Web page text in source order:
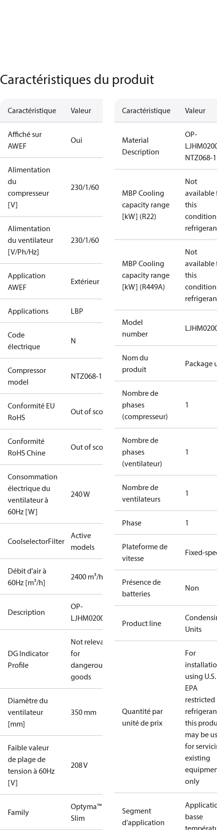
Caractéristiques du produit
Caractéristique Valeur
Affiché sur
AWEF
Oui
Alimentation
du
compresseur
[V]
230/1/60
Alimentation
du ventilateur
[V/Ph/Hz]
230/1/60
Application
AWEF
Extérieur
Applications LBP
Code
électrique
N
Compressor
model
NTZ068-1
Conformité EU
RoHS
Out of scope
Conformité
RoHS Chine
Out of scope
Consommation
électrique du
ventilateur à
60Hz [W]
240 W
CoolselectorFilter
Active
models
Débit d'air à
60Hz [m³/h]
2400 m³/h
Description
OP-
LJHM0200UWH000N
DG Indicator
Profile
Not relevant
for
dangerous
goods
Diamètre du
ventilateur
[mm]
350 mm
Faible valeur
de plage de
tension à 60Hz
[V]
208 V
Family
Optyma™
Slim
Caractéristique Valeur
Material
Description
OP-
NTZ068-1
MBP Cooling
capacity range
[kW] (R22)
Not
available
this
MBP Cooling
capacity range
[kW] (R449A)
Not
available
this
Model
number
Nom du
produit
Package
Nombre de
phases
(compresseur)
1
Nombre de
phases
(ventilateur)
1
Nombre de
ventilateurs
1
Phase 1
Plateforme de
vitesse
Fixed-
Présence de
batteries
Non
Product line
Units
Quantité par
unité de prix
For
using U.S.
EPA
restricted
this
may be
for
existing
only
Segment
d’application
basse